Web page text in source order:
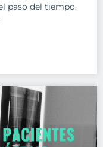
paso del tiempo.